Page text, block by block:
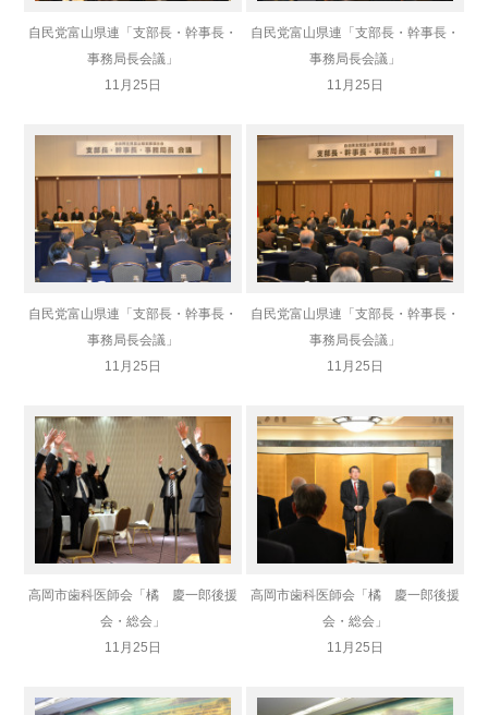
自民党富山県連「支部長・幹事長・
事務局長会議」
11月25日
自民党富山県連「支部長・幹事長・
事務局長会議」
11月25日
自民党富山県連「支部長・幹事長・
事務局長会議」
11月25日
自民党富山県連「支部長・幹事長・
事務局長会議」
11月25日
高岡市歯科医師会「橘 慶一郎後援
会・総会」
11月25日
高岡市歯科医師会「橘 慶一郎後援
会・総会」
11月25日